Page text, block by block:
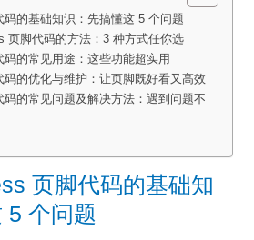
的基础知识：先搞懂这 5 个问题
页脚代码的方法：3 种方式任你选
的常见用途：这些功能超实用
的优化与维护：让页脚既好看又高效
的常见问题及解决方法：遇到问题不
页脚代码的基础知
5 个问题